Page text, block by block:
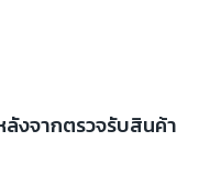
งจากตรวจรับสินค้า